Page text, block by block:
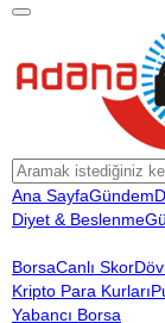
Ana SayfaGündem
Diyet & Beslenme
BorsaCanlı Skor
Kripto Para Kurları
Yabancı Borsa